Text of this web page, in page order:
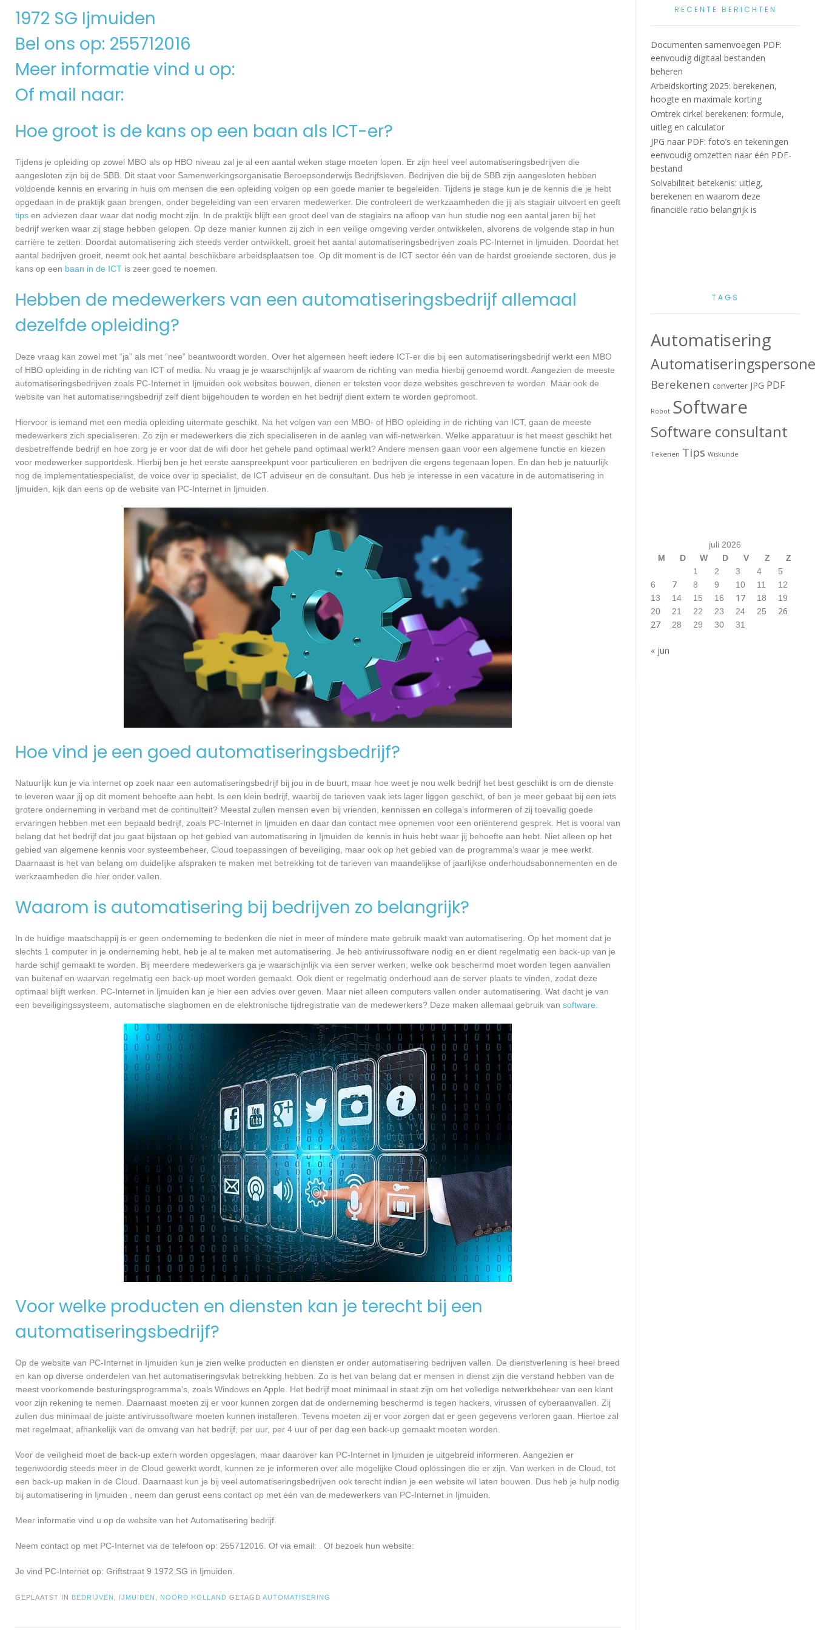
1972 SG Ijmuiden
Bel ons op: 255712016
Meer informatie vind u op:
Of mail naar:
Hoe groot is de kans op een baan als ICT-er?
Tijdens je opleiding op zowel MBO als op HBO niveau zal je al een aantal weken stage moeten lopen. Er zijn heel veel automatiseringsbedrijven die
aangesloten zijn bij de SBB. Dit staat voor Samenwerkingsorganisatie Beroepsonderwijs Bedrijfsleven. Bedrijven die bij de SBB zijn aangesloten hebben
voldoende kennis en ervaring in huis om mensen die een opleiding volgen op een goede manier te begeleiden. Tijdens je stage kun je de kennis die je hebt
opgedaan in de praktijk gaan brengen, onder begeleiding van een ervaren medewerker. Die controleert de werkzaamheden die jij als stagiair uitvoert en geeft
tips en adviezen daar waar dat nodig mocht zijn. In de praktijk blijft een groot deel van de stagiairs na afloop van hun studie nog een aantal jaren bij het
bedrijf werken waar zij stage hebben gelopen. Op deze manier kunnen zij zich in een veilige omgeving verder ontwikkelen, alvorens de volgende stap in hun
carrière te zetten. Doordat automatisering zich steeds verder ontwikkelt, groeit het aantal automatiseringsbedrijven zoals PC-Internet in Ijmuiden. Doordat het
aantal bedrijven groeit, neemt ook het aantal beschikbare arbeidsplaatsen toe. Op dit moment is de ICT sector één van de hardst groeiende sectoren, dus je
kans op een baan in de ICT is zeer goed te noemen.
Hebben de medewerkers van een automatiseringsbedrijf allemaal
dezelfde opleiding?
Deze vraag kan zowel met “ja” als met “nee” beantwoordt worden. Over het algemeen heeft iedere ICT-er die bij een automatiseringsbedrijf werkt een MBO
of HBO opleiding in de richting van ICT of media. Nu vraag je je waarschijnlijk af waarom de richting van media hierbij genoemd wordt. Aangezien de meeste
automatiseringsbedrijven zoals PC-Internet in Ijmuiden ook websites bouwen, dienen er teksten voor deze websites geschreven te worden. Maar ook de
website van het automatiseringsbedrijf zelf dient bijgehouden te worden en het bedrijf dient extern te worden gepromoot.
Hiervoor is iemand met een media opleiding uitermate geschikt. Na het volgen van een MBO- of HBO opleiding in de richting van ICT, gaan de meeste
medewerkers zich specialiseren. Zo zijn er medewerkers die zich specialiseren in de aanleg van wifi-netwerken. Welke apparatuur is het meest geschikt het
desbetreffende bedrijf en hoe zorg je er voor dat de wifi door het gehele pand optimaal werkt? Andere mensen gaan voor een algemene functie en kiezen
voor medewerker supportdesk. Hierbij ben je het eerste aanspreekpunt voor particulieren en bedrijven die ergens tegenaan lopen. En dan heb je natuurlijk
nog de implementatiespecialist, de voice over ip specialist, de ICT adviseur en de consultant. Dus heb je interesse in een vacature in de automatisering in
Ijmuiden, kijk dan eens op de website van PC-Internet in Ijmuiden.
Hoe vind je een goed automatiseringsbedrijf?
Natuurlijk kun je via internet op zoek naar een automatiseringsbedrijf bij jou in de buurt, maar hoe weet je nou welk bedrijf het best geschikt is om de dienste
te leveren waar jij op dit moment behoefte aan hebt. Is een klein bedrijf, waarbij de tarieven vaak iets lager liggen geschikt, of ben je meer gebaat bij een iets
grotere onderneming in verband met de continuïteit? Meestal zullen mensen even bij vrienden, kennissen en collega’s informeren of zij toevallig goede
ervaringen hebben met een bepaald bedrijf, zoals PC-Internet in Ijmuiden en daar dan contact mee opnemen voor een oriënterend gesprek. Het is vooral van
belang dat het bedrijf dat jou gaat bijstaan op het gebied van automatisering in Ijmuiden de kennis in huis hebt waar jij behoefte aan hebt. Niet alleen op het
gebied van algemene kennis voor systeembeheer, Cloud toepassingen of beveiliging, maar ook op het gebied van de programma’s waar je mee werkt.
Daarnaast is het van belang om duidelijke afspraken te maken met betrekking tot de tarieven van maandelijkse of jaarlijkse onderhoudsabonnementen en de
werkzaamheden die hier onder vallen.
Waarom is automatisering bij bedrijven zo belangrijk?
In de huidige maatschappij is er geen onderneming te bedenken die niet in meer of mindere mate gebruik maakt van automatisering. Op het moment dat je
slechts 1 computer in je onderneming hebt, heb je al te maken met automatisering. Je heb antivirussoftware nodig en er dient regelmatig een back-up van je
harde schijf gemaakt te worden. Bij meerdere medewerkers ga je waarschijnlijk via een server werken, welke ook beschermd moet worden tegen aanvallen
van buitenaf en waarvan regelmatig een back-up moet worden gemaakt. Ook dient er regelmatig onderhoud aan de server plaats te vinden, zodat deze
optimaal blijft werken. PC-Internet in Ijmuiden kan je hier een advies over geven. Maar niet alleen computers vallen onder automatisering. Wat dacht je van
een beveiligingssysteem, automatische slagbomen en de elektronische tijdregistratie van de medewerkers? Deze maken allemaal gebruik van software
Voor welke producten en diensten kan je terecht bij een
automatiseringsbedrijf?
Op de website van PC-Internet in Ijmuiden kun je zien welke producten en diensten er onder automatisering bedrijven vallen. De dienstverlening is heel breed
en kan op diverse onderdelen van het automatiseringsvlak betrekking hebben. Zo is het van belang dat er mensen in dienst zijn die verstand hebben van de
meest voorkomende besturingsprogramma’s, zoals Windows en Apple. Het bedrijf moet minimaal in staat zijn om het volledige netwerkbeheer van een klant
voor zijn rekening te nemen. Daarnaast moeten zij er voor kunnen zorgen dat de onderneming beschermd is tegen hackers, virussen of cyberaanvallen. Zij
zullen dus minimaal de juiste antivirussoftware moeten kunnen installeren. Tevens moeten zij er voor zorgen dat er geen gegevens verloren gaan. Hiertoe zal
met regelmaat, afhankelijk van de omvang van het bedrijf, per uur, per 4 uur of per dag een back-up gemaakt moeten worden.
Voor de veiligheid moet de back-up extern worden opgeslagen, maar daarover kan PC-Internet in Ijmuiden je uitgebreid informeren. Aangezien er
tegenwoordig steeds meer in de Cloud gewerkt wordt, kunnen ze je informeren over alle mogelijke Cloud oplossingen die er zijn. Van werken in de Cloud, tot
een back-up maken in de Cloud. Daarnaast kun je bij veel automatiseringsbedrijven ook terecht indien je een website wil laten bouwen. Dus heb je hulp nodig
bij automatisering in Ijmuiden , neem dan gerust eens contact op met één van de medewerkers van PC-Internet in Ijmuiden.
Meer informatie vind u op de website van het Automatisering bedrijf.
Neem contact op met PC-Internet via de telefoon op: 255712016. Of via email: . Of bezoek hun website:
Je vind PC-Internet op: Griftstraat 9 1972 SG in Ijmuiden.
GEPLAATST IN BEDRIJVEN IJMUIDEN NOORD HOLLAND GETAGD AUTOMATISERING
RECENTE BERICHTEN
Documenten samenvoegen PDF:
eenvoudig digitaal bestanden
beheren
Arbeidskorting 2025: berekenen,
hoogte en maximale korting
Omtrek cirkel berekenen: formule,
uitleg en calculator
JPG naar PDF: foto’s en tekeningen
eenvoudig omzetten naar één PDF-
bestand
Solvabiliteit betekenis: uitleg,
berekenen en waarom deze
financiële ratio belangrijk is
TAGS
Automatisering
Berekenen converter JPG PDF
Robot Software
Software consultant
Tekenen Tips Wiskunde
juli 2026
M
D W D V Z
Z
1
2 3 4
5
6
7 8 9 10 11
12
13
14 15 16 17 18
19
20
21 22 23 24 25
26
27
28 29 30 31
« jun